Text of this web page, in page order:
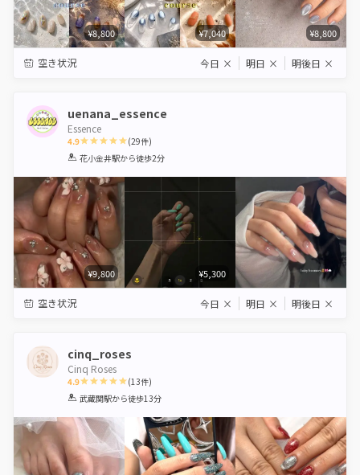
¥8,800 ¥7,040 ¥8,800
空き状況 今日 × 明日 × 明後日 ×
uenana_essence
Essence
4.9
1 2 3 4 5
(29件)
花小金井駅から徒歩2分
¥9,800 ¥5,300
空き状況 今日 × 明日 × 明後日 ×
cinq_roses
Cinq Roses
4.9
1 2 3 4 5
(13件)
武蔵関駅から徒歩13分